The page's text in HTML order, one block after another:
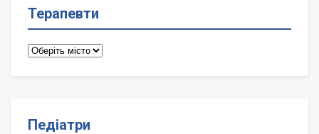
Терапевти
Терапевти
Педіатри